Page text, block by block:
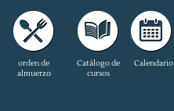
orden de
almuerzo
Catálogo de
cursos
Calendario